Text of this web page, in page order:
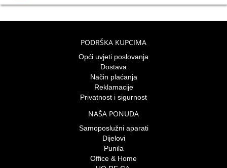
PODRŠKA KUPCIMA
Opći uvjeti poslovanja
Dostava
Način plaćanja
Reklamacije
Privatnost i sigurnost
NAŠA PONUDA
Samoposlužni aparati
Dijelovi
Punila
Office & Home